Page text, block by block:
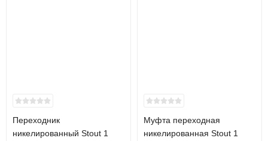
Переходник
никелированный Stout 1
Муфта переходная
никелированная Stout 1